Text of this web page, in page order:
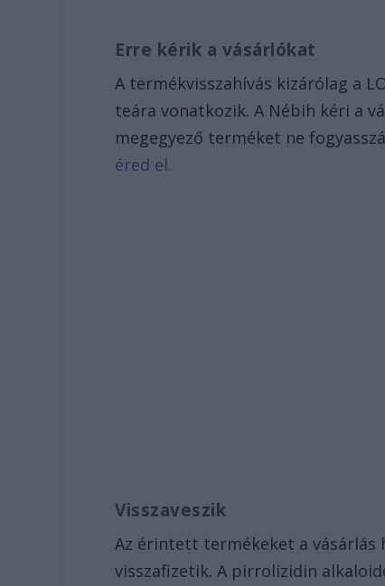
Erre kérik a vásárlókat
A termékvisszahívás kizárólag a
teára vonatkozik. A Nébih kéri a
megegyező terméket ne
éred el.
Visszaveszik
Az érintett termékeket a vásárlás
visszafizetik. A pirrolizidin